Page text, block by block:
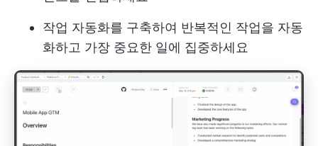
작업 자동화를 구축하여 반복적인 작업을 자동
화하고 가장 중요한 일에 집중하세요